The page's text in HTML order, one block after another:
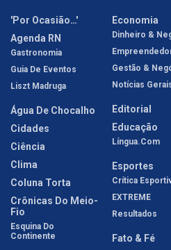
'Por Ocasião…'
Agenda RN
Gastronomia
Guia De Eventos
Liszt Madruga
Água De Chocalho
Cidades
Ciência
Clima
Coluna Torta
Crônicas Do Meio-
Fio
Esquina Do
Continente
Economia
Dinheiro &
Gestão &
Notícias
Editorial
Educação
Língua.com
Esportes
Crítica
EXTREME
Resultados
Fato & Fé